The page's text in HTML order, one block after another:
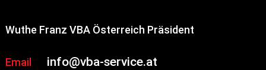
Wuthe Franz VBA Österreich Präsident
Email info@vba-service.at